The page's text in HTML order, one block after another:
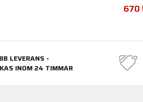
670
LEVERANS -
INOM 24 TIMMAR